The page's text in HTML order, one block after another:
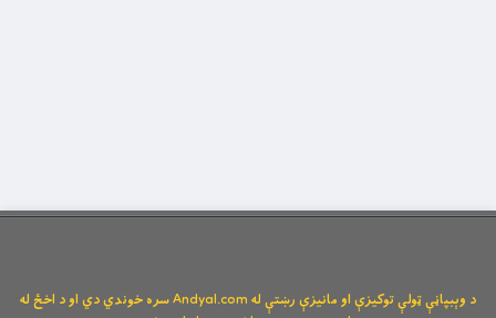
د وېبپاڼې ټولې توکیزې او مانیزې رښتې له Andyal.com سره خوندي دي او د اخځ له